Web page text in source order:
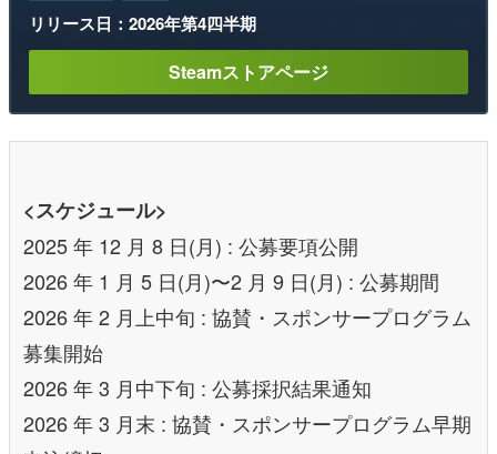
リリース日：2026年第4四半期
Steamストアページ
<スケジュール>
2025 年 12 月 8 日(月) : 公募要項公開
2026 年 1 月 5 日(月)〜2 月 9 日(月) : 公募期間
2026 年 2 月上中旬 : 協賛・スポンサープログラム
募集開始
2026 年 3 月中下旬 : 公募採択結果通知
2026 年 3 月末 : 協賛・スポンサープログラム早期